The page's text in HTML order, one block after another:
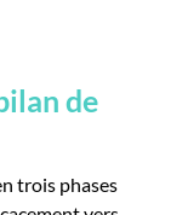
de
trois phases